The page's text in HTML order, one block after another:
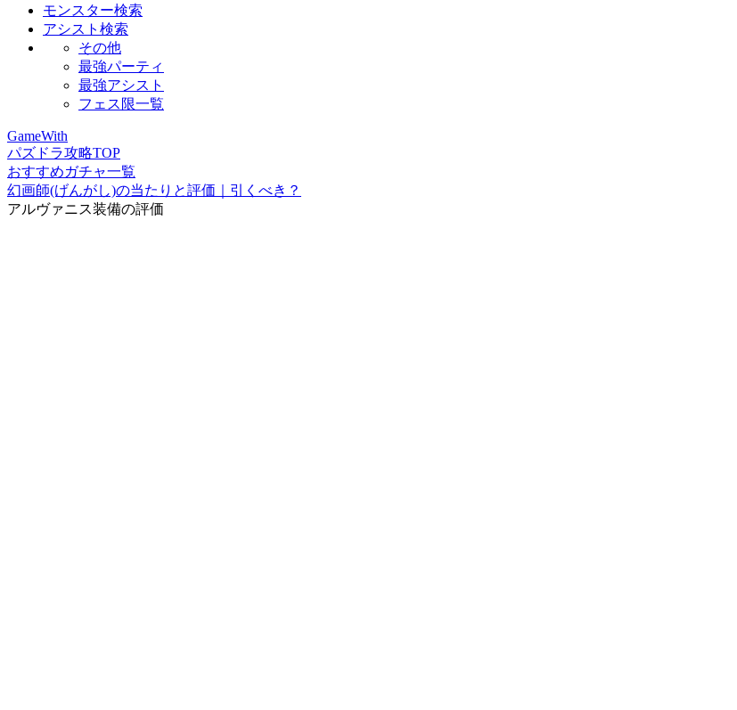
モンスター検索
アシスト検索
その他
最強パーティ
最強アシスト
フェス限一覧
GameWith
パズドラ攻略TOP
おすすめガチャ一覧
幻画師(げんがし)の当たりと評価｜引くべき？
アルヴァニス装備の評価